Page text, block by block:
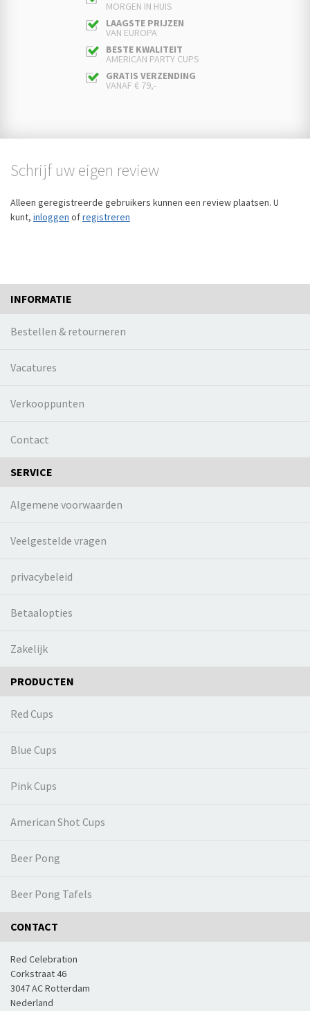
MORGEN IN HUIS
LAAGSTE PRIJZEN
VAN EUROPA
BESTE KWALITEIT
AMERICAN PARTY CUPS
GRATIS VERZENDING
VANAF € 79,-
Schrijf uw eigen review
Alleen geregistreerde gebruikers kunnen een review plaatsen. U
kunt, inloggen ofregistreren
INFORMATIE
Bestellen & retourneren
Vacatures
Verkooppunten
Contact
SERVICE
Algemene voorwaarden
Veelgestelde vragen
privacybeleid
Betaalopties
Zakelijk
PRODUCTEN
Red Cups
Blue Cups
Pink Cups
American Shot Cups
Beer Pong
Beer Pong Tafels
CONTACT
Red Celebration
Corkstraat 46
3047 AC Rotterdam
Nederland